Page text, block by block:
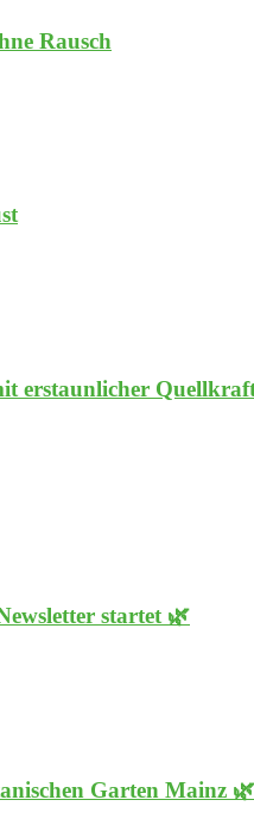
Rausch
erstaunlicher
startet 🌿
Garten Mainz 🌿